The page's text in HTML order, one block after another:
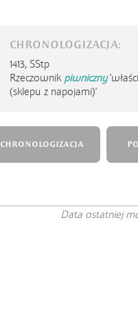
CHRONOLOGIZACJA:
1413, SStp
Rzeczownik piwniczny
(sklepu z napojami)'
CHRONOLOGIZACJA
Data ostatniej